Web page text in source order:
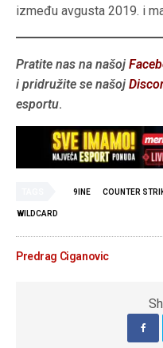
između avgusta 2019. i
Pratite nas na našoj
i pridružite se našoj
esportu.
9INE COUNTER
WILDCARD
Predrag Ciganovic